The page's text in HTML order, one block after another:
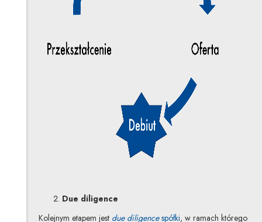
Due diligence
Kolejnym etapem jest due diligencespółki, w ramach którego